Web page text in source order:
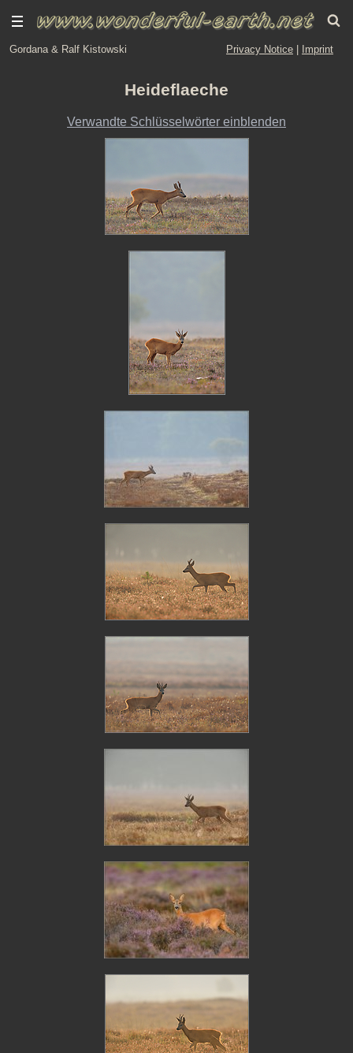
Gordana & Ralf Kistowski Privacy Notice Imprint
Heideflaeche
Verwandte Schlüsselwörter einblenden